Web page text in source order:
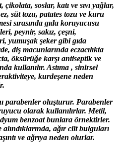
soslar, katı ve sıvı yağlar,
süt tozu, patates tozu ve kuru
sırasında gıda koruyucusu
peynir, sakız, çeşni,
yumuşak şeker gibi gıda
diş macunlarında eczacılıkta
öksürüğe karşı antiseptik ve
kullanılır. Astıma , sinirsel
kurdeşene neden
parabenler oluşturur. Parabenler
olarak kullanılırlar. Metil,
benzoat bunlara örnektirler.
ağır cilt bulguları
ve ağrıya neden olurlar.